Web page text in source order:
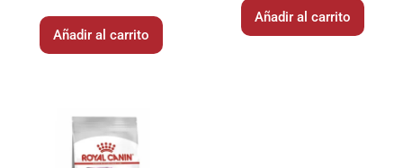
Añadir al carrito
Añadir al carrito